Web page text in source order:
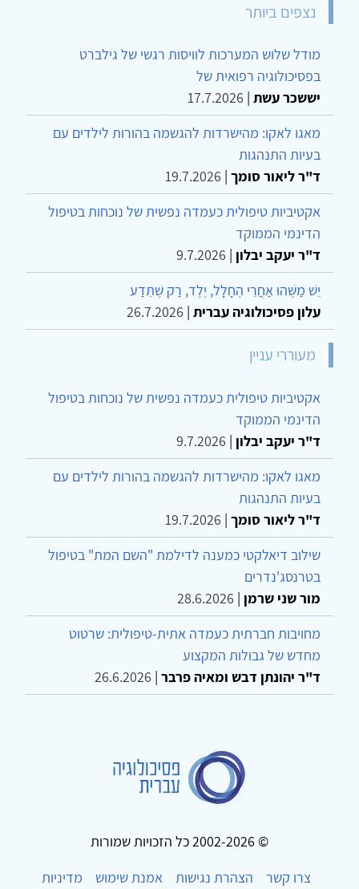
נצפים ביותר
מודל שלוש המערכות לוויסות רגשי של גילברט
בפסיכולוגיה רפואית של
יששכר עשת |
17.7.2026
מאגו לאקו: מהישרדות להגשמה בהורות לילדים עם
בעיות התנהגות
ד"ר ליאור סומך |
19.7.2026
אקטיביות טיפולית כעמדה נפשית של נוכחות בטיפול
הדינמי הממוקד
ד"ר יעקב יבלון |
9.7.2026
יֵשׁ מַשֶּׁהוּ אַחֲרֵי הֶחָלָל, יֶלֶד, רַק שֶׁתֵּדַע
עלון פסיכולוגיה עברית |
26.7.2026
מעוררי עניין
אקטיביות טיפולית כעמדה נפשית של נוכחות בטיפול
הדינמי הממוקד
ד"ר יעקב יבלון |
9.7.2026
מאגו לאקו: מהישרדות להגשמה בהורות לילדים עם
בעיות התנהגות
ד"ר ליאור סומך |
19.7.2026
שילוב דיאלקטי כמענה לדילמת "השם המת" בטיפול
בטרנסג'נדרים
מור שני שרמן |
28.6.2026
מחויבות חברתית כעמדה אתית-טיפולית: שרטוט
מחדש של גבולות המקצוע
ד"ר יהונתן דבש ומאיה פרבר |
26.6.2026
© 2002-2026 כל הזכויות שמורות
צרו קשר
הצהרת נגישות אמנת שימוש מדיניות